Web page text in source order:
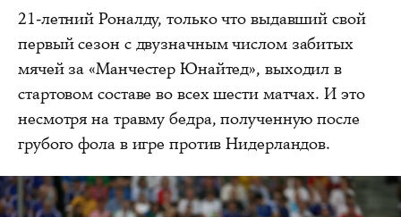
21-летний Роналду, только что выдавший свой
первый сезон с двузначным числом забитых
мячей за «Манчестер Юнайтед», выходил в
стартовом составе во всех шести матчах. И это
несмотря на травму бедра, полученную после
грубого фола в игре против Нидерландов.